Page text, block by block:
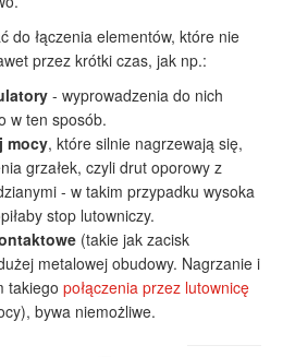
do łączenia elementów, które nie
przez krótki czas, jak np.:
- wyprowadzenia do nich
w ten sposób.
mocy, które silnie nagrzewają się,
grzałek, czyli drut oporowy z
- w takim przypadku wysoka
stop lutowniczy.
(takie jak zacisk
metalowej obudowy. Nagrzanie i
takiego połączenia przez lutownicę
bywa niemożliwe.